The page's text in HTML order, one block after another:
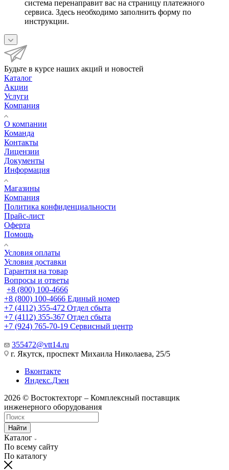
система перенаправит вас на страницу платежного
сервиса. Здесь необходимо заполнить форму по
инструкции.
Будьте в курсе наших акций и новостей
Каталог
Акции
Услуги
Компания
О компании
Команда
Контакты
Лицензии
Документы
Информация
Магазины
Компания
Политика конфиденциальности
Прайс-лист
Оферта
Помощь
Условия оплаты
Условия доставки
Гарантия на товар
Вопросы и ответы
+8 (800) 100-4666
+8 (800) 100-4666 Единый номер
+7 (4112) 355-472 Отдел сбыта
+7 (4112) 355-367 Отдел сбыта
+7 (924) 765-70-19 Сервисный центр
355472@vtt14.ru
г. Якутск, проспект Михаила Николаева, 25/5
Вконтакте
Яндекс.Дзен
2026 © Востоктехторг – Комплексный поставщик
инженерного оборудования
Найти
Каталог
По всему сайту
По каталогу